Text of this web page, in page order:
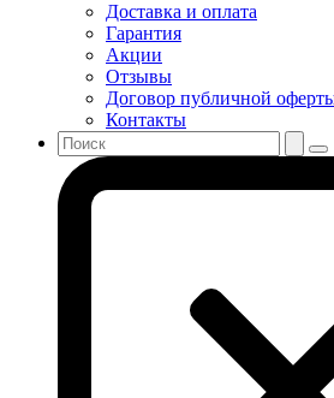
Доставка и оплата
Гарантия
Акции
Отзывы
Договор публичной
Контакты